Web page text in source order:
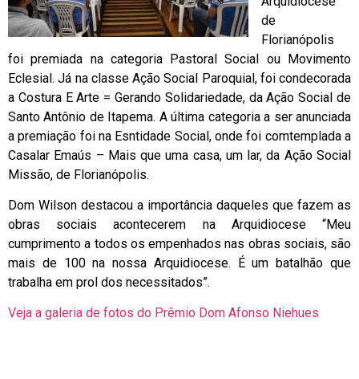
de
Florianópolis
foi premiada na categoria Pastoral Social ou Movimento
Eclesial. Já na classe Ação Social Paroquial, foi condecorada
a Costura E Arte = Gerando Solidariedade, da Ação Social de
Santo Antônio de Itapema. A última categoria a ser anunciada
a premiação foi na Esntidade Social, onde foi comtemplada a
Casalar Emaús – Mais que uma casa, um lar, da Ação Social
Missão, de Florianópolis.
Dom Wilson destacou a importância daqueles que fazem as
obras sociais acontecerem na Arquidiocese “Meu
cumprimento a todos os empenhados nas obras sociais, são
mais de 100 na nossa Arquidiocese. É um batalhão que
trabalha em prol dos necessitados”.
Veja a galeria de fotos do Prêmio Dom Afonso Niehues